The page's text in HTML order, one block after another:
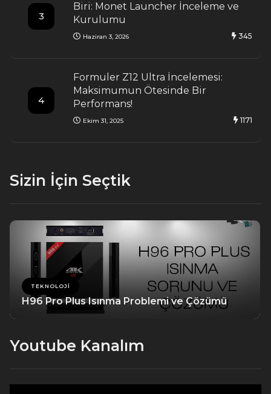
3
Biri: Monet Launcher İnceleme ve
Kurulumu
Haziran 3, 2026 345
4
Formuler Z12 Ultra İncelemesi:
Maksimumun Ötesinde Bir
Performans!
Ekim 31, 2025 1171
Sizin İçin Seçtik
TEKNOLOJI
H96 Pro Plus Isınma Problemi ve Çözümü
Youtube Kanalım